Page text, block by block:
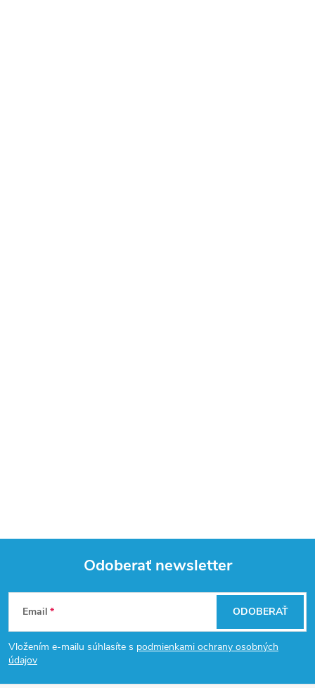
Z
á
p
Odoberať newsletter
Email
Vložením e-mailu súhlasíte s podmienkami ochrany osobných
údajov
ODOBERAŤ